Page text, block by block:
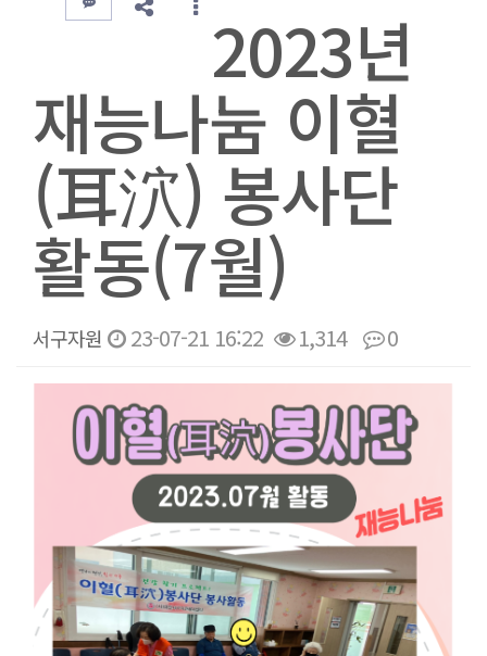
2023년
재능나눔 이혈
(耳泬) 봉사단
활동(7월)
서구자원 23-07-21 16:22 1,314 0
본문